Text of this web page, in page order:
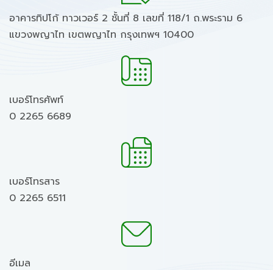
อาคารทิปโก้ ทาวเวอร์ 2 ชั้นที่ 8 เลขที่ 118/1 ถ.พระราม 6
แขวงพญาไท เขตพญาไท กรุงเทพฯ 10400
เบอร์โทรศัพท์
0 2265 6689
เบอร์โทรสาร
0 2265 6511
อีเมล